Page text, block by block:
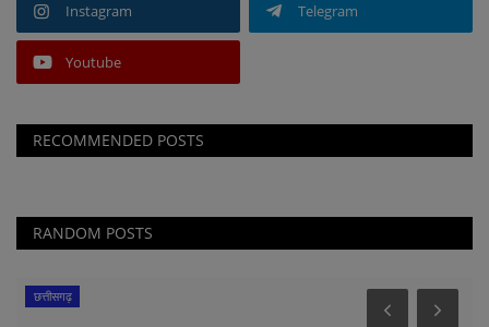
Instagram Telegram
Youtube
RECOMMENDED POSTS
RANDOM POSTS
छत्तीसगढ़